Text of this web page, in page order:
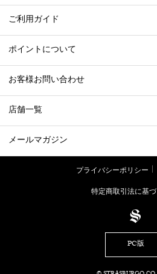
ご利用ガイド
ポイントについて
お客様お問い合わせ
店舗一覧
メールマガジン
プライバシーポリシー
特定商取引法に基
PC版